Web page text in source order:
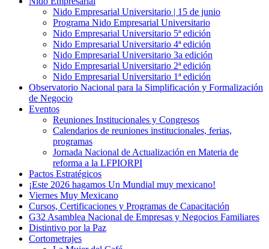
Nido Empresarial Universitario | 15 de junio
Programa Nido Empresarial Universitario
Nido Empresarial Universitario 5ª edición
Nido Empresarial Universitario 4ª edición
Nido Empresarial Universitario 3a edición
Nido Empresarial Universitario 2ª edición
Nido Empresarial Universitario 1ª edición
Observatorio Nacional para la Simplificación y Formalización
de Negocio
Eventos
Reuniones Institucionales y Congresos
Calendarios de reuniones institucionales, ferias,
programas
Jornada Nacional de Actualización en Materia de
reforma a la LFPIORPI
Pactos Estratégicos
¡Este 2026 hagamos Un Mundial muy mexicano!
Viernes Muy Mexicano
Cursos, Certificaciones y Programas de Capacitación
G32 Asamblea Nacional de Empresas y Negocios Familiares
Distintivo por la Paz
Cortometrajes